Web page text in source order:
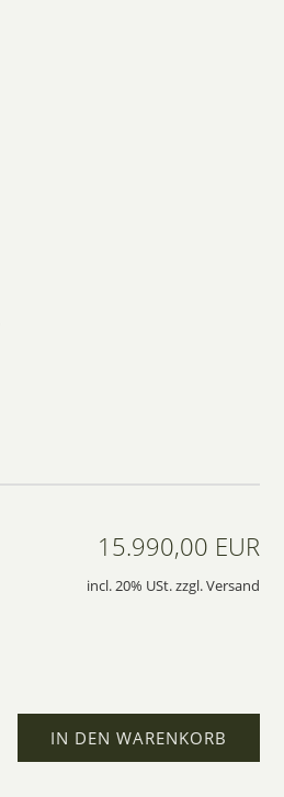
15.990,00 EUR
incl. 20% USt. zzgl. Versand
IN DEN WARENKORB